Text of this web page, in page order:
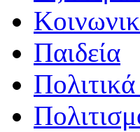
Παιδεία